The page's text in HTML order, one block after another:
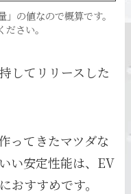
の値なので概算です。
さい。
してリリースした
ってきたマツダな
い安定性能は、EV
おすすめです。